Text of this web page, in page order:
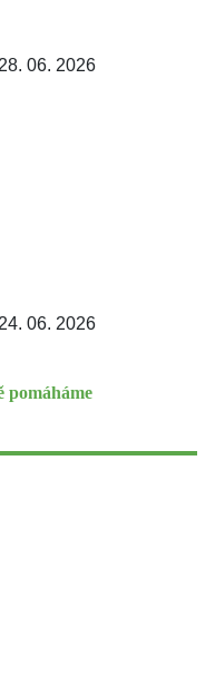
28. 06. 2026
24. 06. 2026
pomáháme